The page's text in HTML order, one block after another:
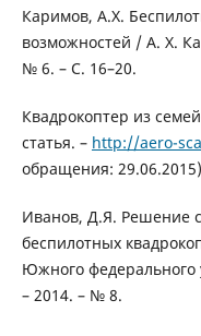
Каримов, А.Х.
возможностей / А. Х.
№ 6. – С. 16–20.
Квадрокоптер из
статья. – http://aero-
обращения:
Иванов, Д.Я. Решение
беспилотных
Южного федерального
– 2014. – № 8.